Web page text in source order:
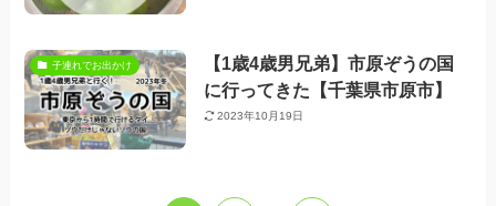
子連れでお出かけ
【1歳4歳男兄弟】市原ぞうの国
に行ってきた【千葉県市原市】
2023年10月19日